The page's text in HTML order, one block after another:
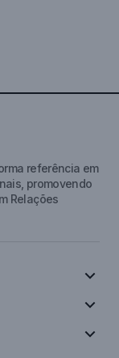
referência em
promovendo
Relações